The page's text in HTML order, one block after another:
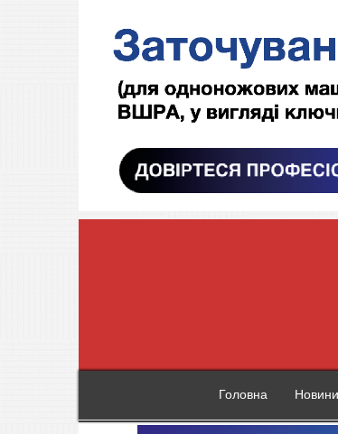
Головна Новини